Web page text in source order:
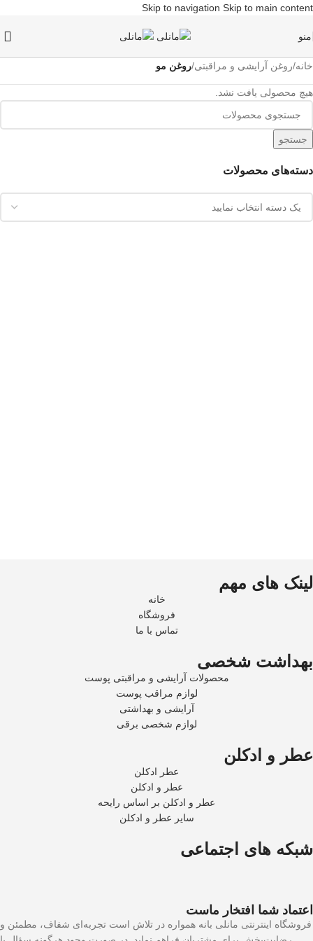
Skip to navigation Skip to main content
منو
دسته‌های محصولات
خانه/روغن آرایشی و مراقبتی/روغن مو
هیچ محصولی یافت نشد.
جستجو
لینک های مهم
خانه
فروشگاه
تماس با ما
بهداشت شخصی
محصولات آرایشی و مراقبتی پوست
لوازم مراقب پوست
آرایشی و بهداشتی
لوازم شخصی برقی
عطر و ادکلن
عطر ادکلن
عطر و ادکلن
عطر و ادکلن بر اساس رایحه
سایر عطر و ادکلن
شبکه های اجتماعی
اعتماد شما افتخار ماست
فروشگاه اینترنتی مانلی بانه همواره در تلاش است تجربه‌ای شفاف، مطمئن و